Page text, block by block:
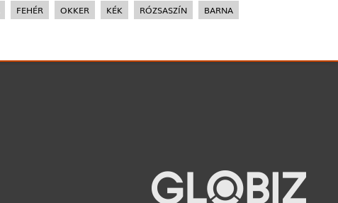
FEHÉR OKKER KÉK RÓZSASZÍN
BARNA